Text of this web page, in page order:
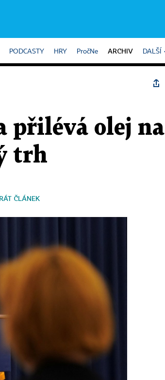
PODCASTY HRY PročNe ARCHIV DALŠÍ
přilévá olej na
trh
ČLÁNEK